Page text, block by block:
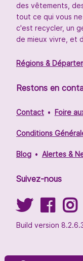
des vêtements,
tout ce qui vous
c'est recycler, un
de mieux vivre, et
Régions &
Restons en
Contact Foire
Conditions
Blog Alertes &
Suivez-nous
Build version